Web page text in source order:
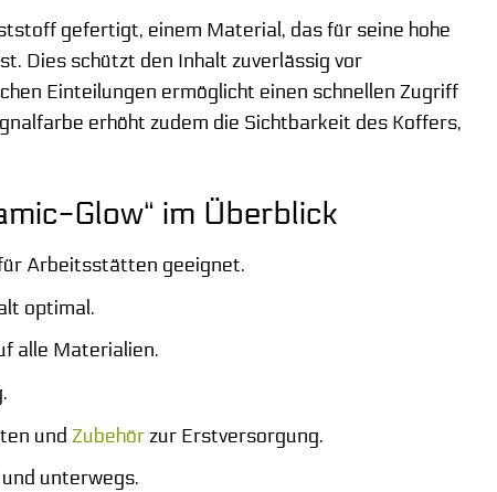
gefertigt, einem Material, das für seine hohe
Dies schützt den Inhalt zuverlässig vor
Einteilungen ermöglicht einen schnellen Zugriff
erhöht zudem die Sichtbarkeit des Koffers,
Glow“ im Überblick
Arbeitsstätten geeignet.
optimal.
alle Materialien.
und Zubehörzur Erstversorgung.
unterwegs.